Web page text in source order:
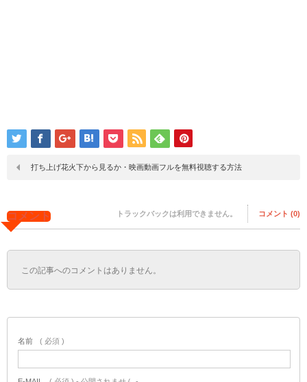
打ち上げ花火下から見るか・映画動画フルを無料視聴する方法
コメント トラックバックは利用できません。 コメント (0)
この記事へのコメントはありません。
名前 ( 必須 )